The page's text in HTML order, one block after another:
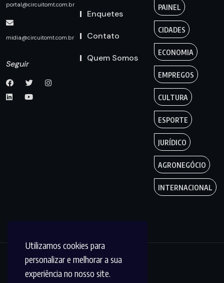
Utilizamos cookies para
personalizar e melhorar a sua
experiência no nosso site.
portal@circuitomt.com.br
midia@circuitomt.com.br
Seguir
Enquetes
Contato
Quem Somos
PAINEL
CIDADES
ECONOMIA
EMPREGOS
CULTURA
ESPORTE
JURÍDICO
AGRONEGÓCIO
INTERNACIONAL
Copyright by